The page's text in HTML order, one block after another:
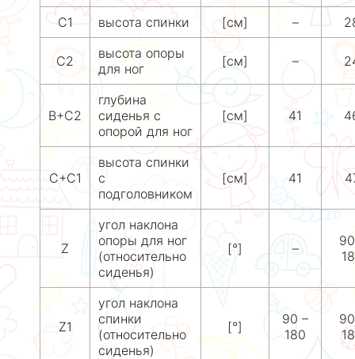
C1 высота спинки [см] –
C2
высота опоры
для ног
[см] –
B+C2
глубина
сиденья с
опорой для ног
[см] 41
C+C1
высота спинки
с
подголовником
[см] 41
Z
угол наклона
опоры для ног
(относительно
сиденья)
[°] –
Z1
угол наклона
спинки
(относительно
сиденья)
[°]
90 –
180